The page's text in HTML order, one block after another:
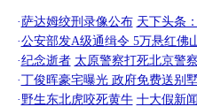
·萨达姆绞刑录像公布 天下头条
·公安部发A级通缉令 5万悬红佛
·纪念逝者 太原警察打死北京警
·丁俊晖豪宅曝光 政府免费送别
·野生东北虎咬死黄牛 十大假新